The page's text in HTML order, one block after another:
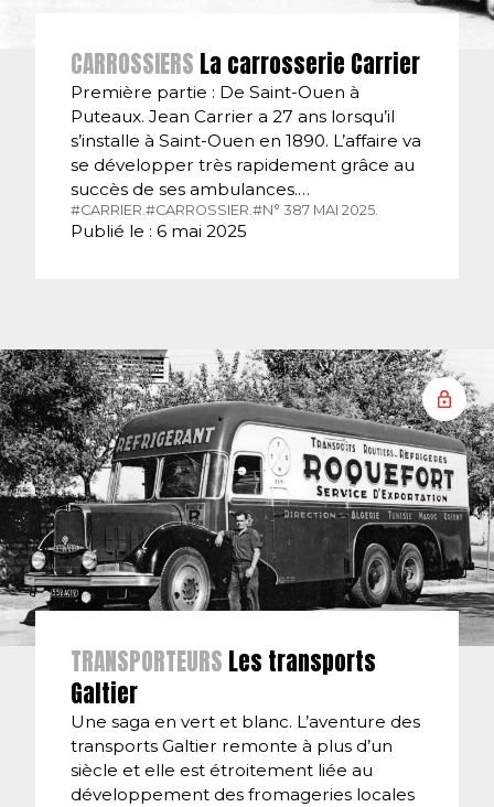
CARROSSIERS La carrosserie Carrier
Première partie : De Saint-Ouen à
Puteaux. Jean Carrier a 27 ans lorsqu’il
s’installe à Saint-Ouen en 1890. L’affaire va
se développer très rapidement grâce au
succès de ses ambulances.…
#CARRIER.#CARROSSIER.#N° 387 MAI 2025.
Publié le : 6 mai 2025
TRANSPORTEURS Les transports
Galtier
Une saga en vert et blanc. L’aventure des
transports Galtier remonte à plus d’un
siècle et elle est étroitement liée au
développement des fromageries locales